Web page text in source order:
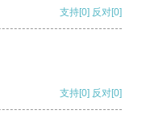
支持[0] 反对[0]
支持[0] 反对[0]